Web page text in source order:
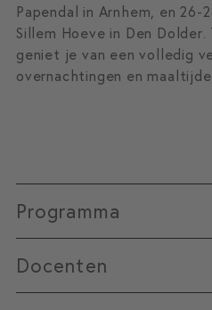
Papendal in Arnhem, en 26-
Sillem Hoeve in Den
geniet je van een volledig
overnachtingen en
Programma
De Summer School 2026
Play in een woelige wereld.
Docenten